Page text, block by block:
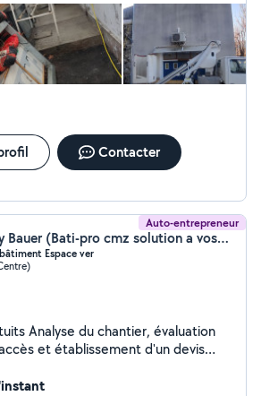
haut pression(façades, murette,
nettoyage piscine
ce qui fait que d'autres
C'est fait maintenant.. Mais mis 5
car certains Voisins ne répondent
me paraît sérieux, disponible
Contacter
Auto-entrepreneur
Anthony Bauer (Bati-pro cmz solution a vos projets)
Espace ver
et établissement d'un devis
intervention d'urgence avec